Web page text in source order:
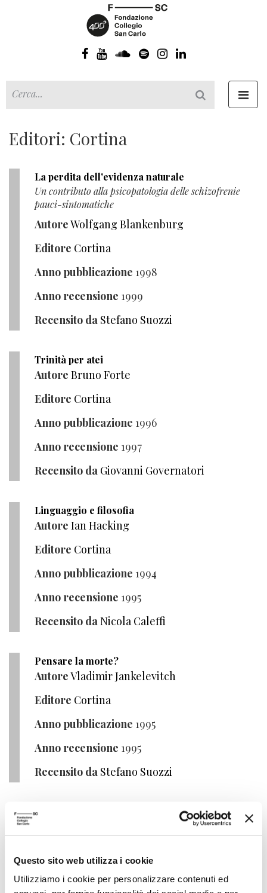
Questo sito web utilizza i cookie
Utilizziamo i cookie per personalizzare contenuti ed
Editori: Cortina
La perdita dell'evidenza naturale
Un contributo alla psicopatologia delle schizofrenie
pauci-sintomatiche
AutoreWolfgang Blankenburg
Editore Cortina
Anno pubblicazione 1998
Anno recensione 1999
Recensito da Stefano Suozzi
Trinità per atei
Autore Bruno Forte
Editore Cortina
Anno pubblicazione 1996
Anno recensione 1997
Recensito da Giovanni Governatori
Linguaggio e filosofia
Autore Ian Hacking
Editore Cortina
Anno pubblicazione 1994
Anno recensione 1995
Recensito daNicola Caleffi
Pensare la morte?
AutoreVladimir Jankelevitch
Editore Cortina
Anno pubblicazione 1995
Anno recensione 1995
Recensito da Stefano Suozzi
La formazione dello spirito scientifico
Anno pubblicazione 1995